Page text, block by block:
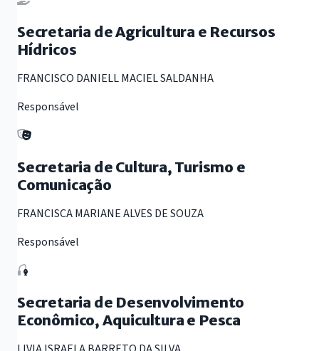
Secretaria de Agricultura e Recursos
Hídricos
FRANCISCO DANIELL MACIEL SALDANHA
Responsável
Secretaria de Cultura, Turismo e
Comunicação
FRANCISCA MARIANE ALVES DE SOUZA
Responsável
Secretaria de Desenvolvimento
Econômico, Aquicultura e Pesca